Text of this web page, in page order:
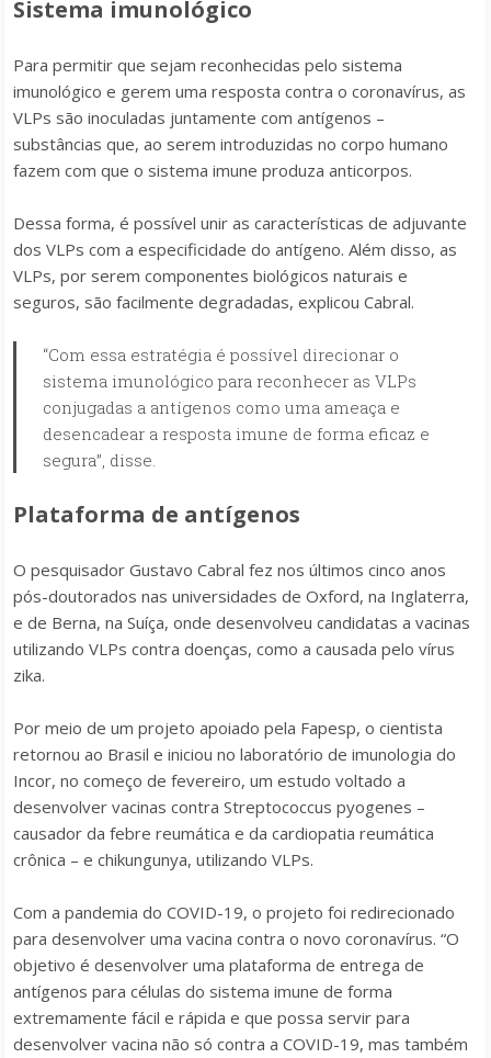
Sistema imunológico
Para permitir que sejam reconhecidas pelo sistema
imunológico e gerem uma resposta contra o coronavírus, as
VLPs são inoculadas juntamente com antígenos –
substâncias que, ao serem introduzidas no corpo humano
fazem com que o sistema imune produza anticorpos.
Dessa forma, é possível unir as características de adjuvante
dos VLPs com a especificidade do antígeno. Além disso, as
VLPs, por serem componentes biológicos naturais e
seguros, são facilmente degradadas, explicou Cabral.
“Com essa estratégia é possível direcionar o
sistema imunológico para reconhecer as VLPs
conjugadas a antígenos como uma ameaça e
desencadear a resposta imune de forma eficaz e
segura”, disse.
Plataforma de antígenos
O pesquisador Gustavo Cabral fez nos últimos cinco anos
pós-doutorados nas universidades de Oxford, na Inglaterra,
e de Berna, na Suíça, onde desenvolveu candidatas a vacinas
utilizando VLPs contra doenças, como a causada pelo vírus
zika.
Por meio de um projeto apoiado pela Fapesp, o cientista
retornou ao Brasil e iniciou no laboratório de imunologia do
Incor, no começo de fevereiro, um estudo voltado a
desenvolver vacinas contra Streptococcus pyogenes –
causador da febre reumática e da cardiopatia reumática
crônica – e chikungunya, utilizando VLPs.
Com a pandemia do COVID-19, o projeto foi redirecionado
para desenvolver uma vacina contra o novo coronavírus. “O
objetivo é desenvolver uma plataforma de entrega de
antígenos para células do sistema imune de forma
extremamente fácil e rápida e que possa servir para
desenvolver vacina não só contra a COVID-19, mas também